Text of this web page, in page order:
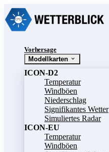
Vorhersage
Modellkarten
ICON-D2
Temperatur
Windböen
Niederschlag
Signifikantes Wetter
Simuliertes Radar
ICON-EU
Temperatur
Windböen